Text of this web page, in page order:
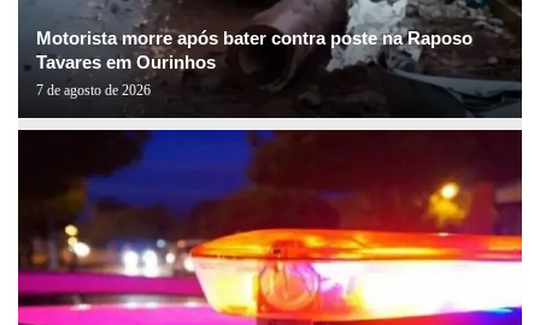
Motorista morre após bater contra poste na Raposo
Tavares em Ourinhos
7 de agosto de 2026